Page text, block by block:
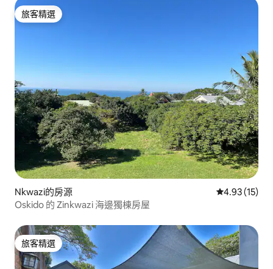
旅客精選
旅客精選
Nkwazi的房源 從 15 則評價
4.93 (15)
Oskido 的 Zinkwazi 海邊獨棟房屋
旅客精選
旅客精選